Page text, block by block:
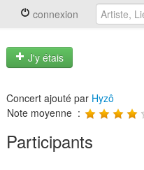
connexion
J'y étais
Concert ajouté par Hyzô
Note moyenne :
Participants